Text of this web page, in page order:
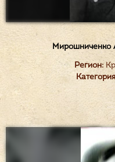
Мирошниченко
Регион: